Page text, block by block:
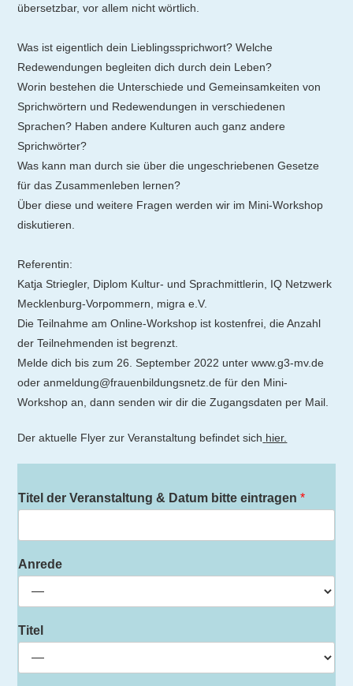
übersetzbar, vor allem nicht wörtlich.
Was ist eigentlich dein Lieblingssprichwort? Welche
Redewendungen begleiten dich durch dein Leben?
Worin bestehen die Unterschiede und Gemeinsamkeiten von
Sprichwörtern und Redewendungen in verschiedenen
Sprachen? Haben andere Kulturen auch ganz andere
Sprichwörter?
Was kann man durch sie über die ungeschriebenen Gesetze
für das Zusammenleben lernen?
Über diese und weitere Fragen werden wir im Mini-Workshop
diskutieren.
Referentin:
Katja Striegler, Diplom Kultur- und Sprachmittlerin, IQ Netzwerk
Mecklenburg-Vorpommern, migra e.V.
Die Teilnahme am Online-Workshop ist kostenfrei, die Anzahl
der Teilnehmenden ist begrenzt.
Melde dich bis zum 26. September 2022 unter www.g3-mv.de
oder anmeldung@frauenbildungsnetz.de für den Mini-
Workshop an, dann senden wir dir die Zugangsdaten per Mail.
Der aktuelle Flyer zur Veranstaltung befindet sich hier.
Titel der Veranstaltung & Datum bitte eintragen*
Anrede
Titel